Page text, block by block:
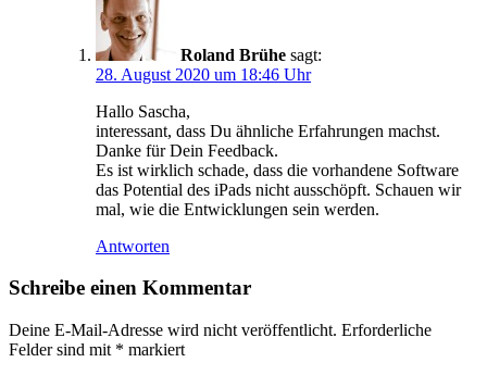
Roland Brühe sagt:
28. August 2020 um 18:46 Uhr
Hallo Sascha,
interessant, dass Du ähnliche Erfahrungen machst.
Danke für Dein Feedback.
Es ist wirklich schade, dass die vorhandene Software
das Potential des iPads nicht ausschöpft. Schauen wir
mal, wie die Entwicklungen sein werden.
Antworten
Schreibe einen Kommentar
Deine E-Mail-Adresse wird nicht veröffentlicht. Erforderliche
Felder sind mit * markiert